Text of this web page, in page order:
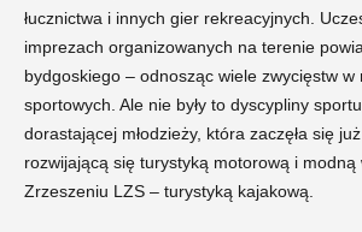
łucznictwa i innych gier rekreacyjnych.
imprezach organizowanych na terenie
bydgoskiego – odnosząc wiele zwycięstw w
sportowych. Ale nie były to dyscypliny
dorastającej młodzieży, która zaczęła się
rozwijającą się turystyką motorową i modną
Zrzeszeniu LZS – turystyką kajakową.